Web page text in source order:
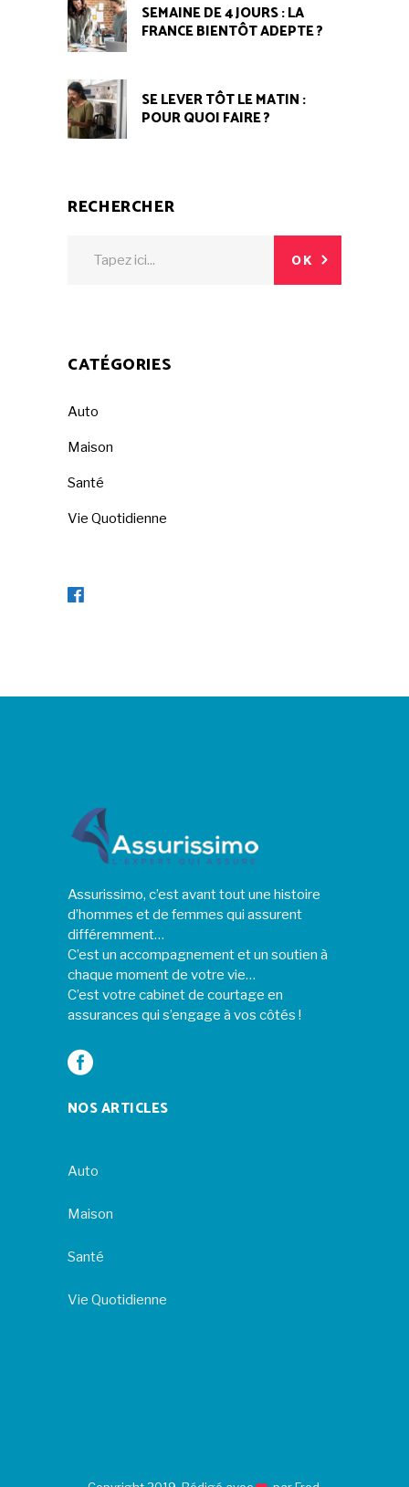
SEMAINE DE 4 JOURS : LA
FRANCE BIENTÔT ADEPTE ?
SE LEVER TÔT LE MATIN :
POUR QUOI FAIRE ?
RECHERCHER
OK
CATÉGORIES
Auto
Maison
Santé
Vie Quotidienne
Assurissimo, c’est avant tout une histoire
d’hommes et de femmes qui assurent
différemment…
C’est un accompagnement et un soutien à
chaque moment de votre vie…
C’est votre cabinet de courtage en
assurances qui s’engage à vos côtés !
NOS ARTICLES
Auto
Maison
Santé
Vie Quotidienne